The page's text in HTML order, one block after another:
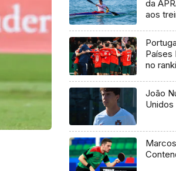
da
aos
Países
no
João